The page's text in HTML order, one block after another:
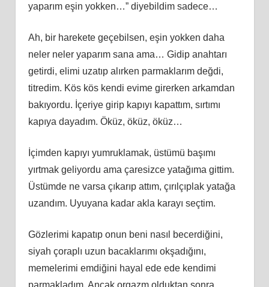
yaparım eşin yokken…” diyebildim sadece…
Ah, bir harekete geçebilsen, eşin yokken daha
neler neler yaparım sana ama… Gidip anahtarı
getirdi, elimi uzatıp alırken parmaklarım değdi,
titredim. Kös kös kendi evime girerken arkamdan
bakıyordu. İçeriye girip kapıyı kapattım, sırtımı
kapıya dayadım. Öküz, öküz, öküz…
İçimden kapıyı yumruklamak, üstümü başımı
yırtmak geliyordu ama çaresizce yatağıma gittim.
Üstümde ne varsa çıkarıp attım, çırılçıplak yatağa
uzandım. Uyuyana kadar akla karayı seçtim.
Gözlerimi kapatıp onun beni nasıl becerdiğini,
siyah çoraplı uzun bacaklarımı okşadığını,
memelerimi emdiğini hayal ede ede kendimi
parmakladım. Ancak orgazm olduktan sonra